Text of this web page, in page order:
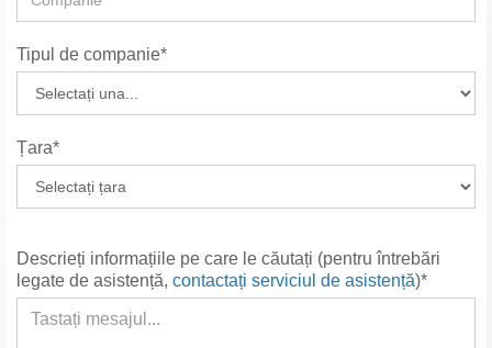
Tipul de companie*
Țara*
Descrieți informațiile pe care le căutați (pentru întrebări
legate de asistență, contactați serviciul de asistență)*